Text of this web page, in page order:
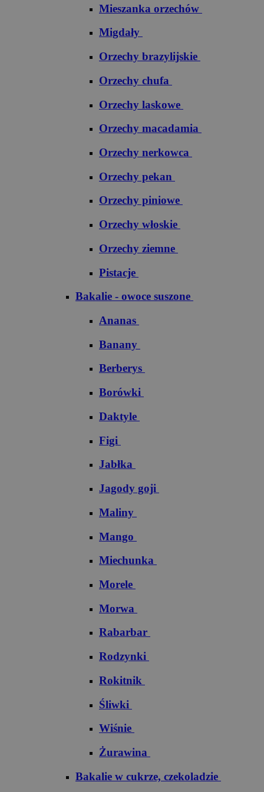
Mieszanka orzechów
Migdały
Orzechy brazylijskie
Orzechy chufa
Orzechy laskowe
Orzechy macadamia
Orzechy nerkowca
Orzechy pekan
Orzechy piniowe
Orzechy włoskie
Orzechy ziemne
Pistacje
Bakalie - owoce suszone
Ananas
Banany
Berberys
Borówki
Daktyle
Figi
Jabłka
Jagody goji
Maliny
Mango
Miechunka
Morele
Morwa
Rabarbar
Rodzynki
Rokitnik
Śliwki
Wiśnie
Żurawina
Bakalie w cukrze, czekoladzie